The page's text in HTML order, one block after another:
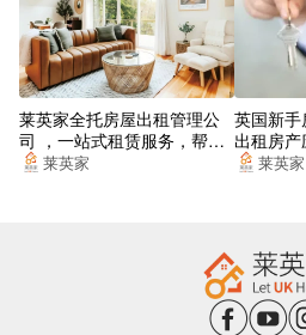
SUBWAY
SUBWAY
Granville St
Bexhill Grove
New St Station (Stop Ns3)
莱英家全托房屋出租管理公
司 ，一站式租赁服务，帮你
找到梦想的居所
莱英家
英国新
出租房
料？莱英家